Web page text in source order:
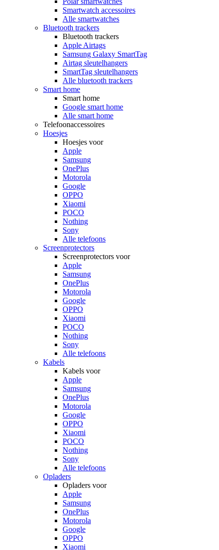
Smartwatch accessoires
Alle smartwatches
Bluetooth trackers
Bluetooth trackers
Apple Airtags
Samsung Galaxy SmartTag
Airtag sleutelhangers
SmartTag sleutelhangers
Alle bluetooth trackers
Smart home
Smart home
Google smart home
Alle smart home
Telefoonaccessoires
Hoesjes
Hoesjes voor
Apple
Samsung
OnePlus
Motorola
Google
OPPO
Xiaomi
POCO
Nothing
Sony
Alle telefoons
Screenprotectors
Screenprotectors voor
Apple
Samsung
OnePlus
Motorola
Google
OPPO
Xiaomi
POCO
Nothing
Sony
Alle telefoons
Kabels
Kabels voor
Apple
Samsung
OnePlus
Motorola
Google
OPPO
Xiaomi
POCO
Nothing
Sony
Alle telefoons
Opladers
Opladers voor
Apple
Samsung
OnePlus
Motorola
Google
OPPO
Xiaomi